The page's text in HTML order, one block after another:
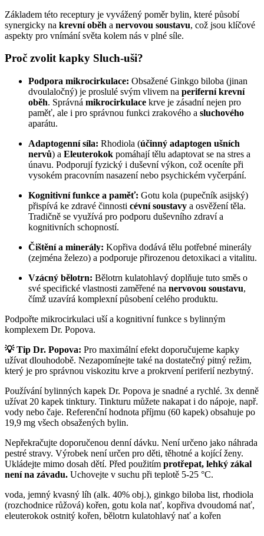
Základem této receptury je vyvážený poměr bylin, které působí
synergicky na krevní oběh a nervovou soustavu, což jsou klíčové
aspekty pro vnímání světa kolem nás v plné síle.
Proč zvolit kapky Sluch-uši?
Podpora mikrocirkulace: Obsažené Ginkgo biloba (jinan
dvoulaločný) je proslulé svým vlivem na periferní krevní
oběh. Správná mikrocirkulace krve je zásadní nejen pro
paměť, ale i pro správnou funkci zrakového a sluchového
aparátu.
Adaptogenní síla: Rhodiola (účinný adaptogen ušních
nervů) a Eleuterokok pomáhají tělu adaptovat se na stres a
únavu. Podporují fyzický i duševní výkon, což oceníte při
vysokém pracovním nasazení nebo psychickém vyčerpání.
Kognitivní funkce a paměť: Gotu kola (pupečník asijský)
přispívá ke zdravé činnosti cévní soustavy a osvěžení těla.
Tradičně se využívá pro podporu duševního zdraví a
kognitivních schopností.
Čištění a minerály: Kopřiva dodává tělu potřebné minerály
(zejména železo) a podporuje přirozenou detoxikaci a vitalitu.
Vzácný bělotrn: Bělotrn kulatohlavý doplňuje tuto směs o
své specifické vlastnosti zaměřené na nervovou soustavu,
čímž uzavírá komplexní působení celého produktu.
Podpořte mikrocirkulaci uší a kognitivní funkce s bylinným
komplexem Dr. Popova.
💡 Tip Dr. Popova: Pro maximální efekt doporučujeme kapky
užívat dlouhodobě. Nezapomínejte také na dostatečný pitný režim,
který je pro správnou viskozitu krve a prokrvení periferií nezbytný.
Používání bylinných kapek Dr. Popova je snadné a rychlé. 3x denně
užívat 20 kapek tinktury. Tinkturu můžete nakapat i do nápoje, např.
vody nebo čaje. Referenční hodnota příjmu (60 kapek) obsahuje po
19,9 mg všech obsažených bylin.
Nepřekračujte doporučenou denní dávku. Není určeno jako náhrada
pestré stravy. Výrobek není určen pro děti, těhotné a kojící ženy.
Ukládejte mimo dosah dětí. Před použitím protřepat, lehký zákal
není na závadu. Uchovejte v suchu při teplotě 5-25 °C.
voda, jemný kvasný líh (alk. 40% obj.), ginkgo biloba list, rhodiola
(rozchodnice růžová) kořen, gotu kola nať, kopřiva dvoudomá nať,
eleuterokok ostnitý kořen, bělotrn kulatohlavý nať a kořen